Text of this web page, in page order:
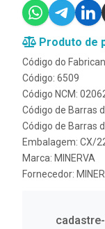
Produto de
Código do
Código: 6509
Código NCM:
Código de Barras
Código de Barras
Embalagem: CX/
Marca: MINERVA
Fornecedor: